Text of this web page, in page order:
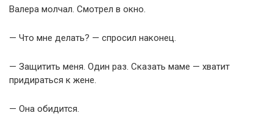
Валера молчал. Смотрел в окно.
— Что мне делать? — спросил наконец.
— Защитить меня. Один раз. Сказать маме — хватит
придираться к жене.
— Она обидится.